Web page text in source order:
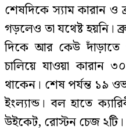
শেষদিকে স্যাম কারান
গড়লেও তা যথেষ্ট হয়নি।
দিকে আর কেউ দাঁড়াতে
চালিয়ে যাওয়া কারান
থাকেন। শেষ পর্যন্ত ১৯
ইংল্যান্ড। বল হাতে
উইকেট, রোস্টন চেজ ২টি।